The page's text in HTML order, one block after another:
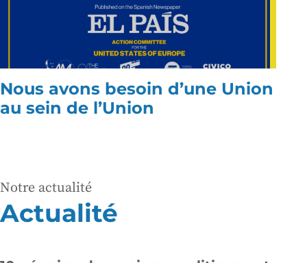
Nous avons besoin d’une Union
au sein de l’Union
Notre actualité
Actualité